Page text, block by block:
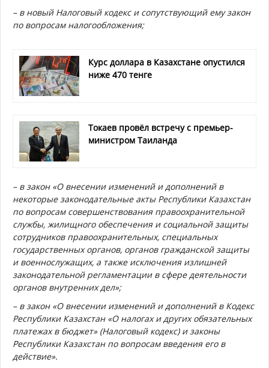
– в новый Налоговый кодекс и сопутствующий ему закон
по вопросам налогообложения;
Курс доллара в Казахстане опустился
ниже 470 тенге
Токаев провёл встречу с премьер-
министром Таиланда
– в закон «О внесении изменений и дополнений в
некоторые законодательные акты Республики Казахстан
по вопросам совершенствования правоохранительной
службы, жилищного обеспечения и социальной защиты
сотрудников правоохранительных, специальных
государственных органов, органов гражданской защиты
и военнослужащих, а также исключения излишней
законодательной регламентации в сфере деятельности
органов внутренних дел»;
– в закон «О внесении изменений и дополнений в Кодекс
Республики Казахстан «О налогах и других обязательных
платежах в бюджет» (Налоговый кодекс) и законы
Республики Казахстан по вопросам введения его в
действие».